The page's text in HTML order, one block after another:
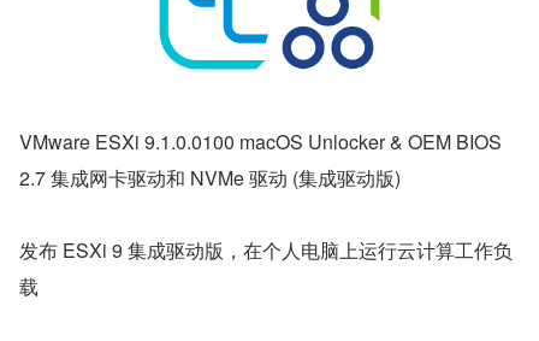
VMware ESXi 9.1.0.0100 macOS Unlocker & OEM BIOS
2.7 集成网卡驱动和 NVMe 驱动 (集成驱动版)
发布 ESXi 9 集成驱动版，在个人电脑上运行云计算工作负
载